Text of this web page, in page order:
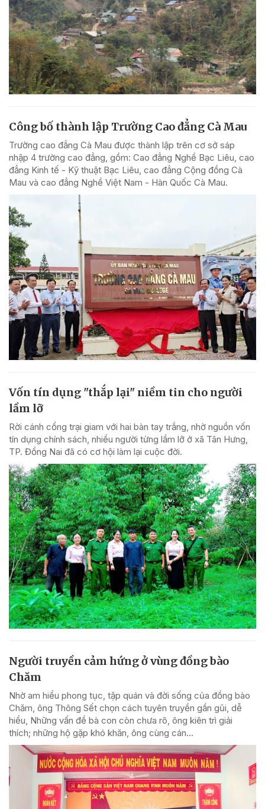
Công bố thành lập Trường Cao đẳng Cà Mau
Trường cao đẳng Cà Mau được thành lập trên cơ sở sáp
nhập 4 trường cao đẳng, gồm: Cao đẳng Nghề Bạc Liêu, cao
đẳng Kinh tế - Kỹ thuật Bạc Liêu, cao đẳng Cộng đồng Cà
Mau và cao đẳng Nghề Việt Nam - Hàn Quốc Cà Mau.
Vốn tín dụng "thắp lại" niềm tin cho người
lầm lỡ
Rời cánh cổng trại giam với hai bàn tay trắng, nhờ nguồn vốn
tín dụng chính sách, nhiều người từng lầm lỡ ở xã Tân Hưng,
TP. Đồng Nai đã có cơ hội làm lại cuộc đời.
Người truyền cảm hứng ở vùng đồng bào
Chăm
Nhờ am hiểu phong tục, tập quán và đời sống của đồng bào
Chăm, ông Thông Sết chọn cách tuyên truyền gần gũi, dễ
hiểu, Những vấn đề bà con còn chưa rõ, ông kiên trì giải
thích; những hộ gặp khó khăn, ông cùng cán...